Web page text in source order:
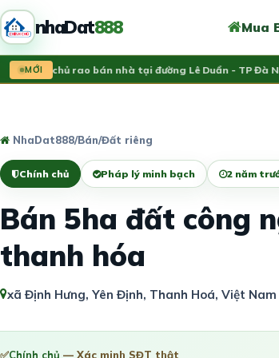
nhaDat888 Mua
MỚI
chủ rao bán nhà tại đường Lê Duẩn - TP Đà Nẵng;
NhaDat888/Bán/Đất riêng
Chính chủ Pháp lý minh bạch 2 năm
Bán 5ha đất công
thanh hóa
xã Định Hưng, Yên Định, Thanh Hoá, Việt Nam
✅Chính chủ — Xác minh SĐT thật